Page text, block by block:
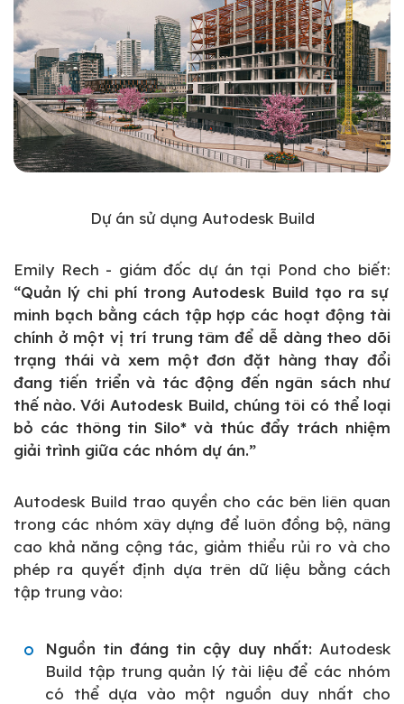
Dự án sử dụng Autodesk Build
Emily Rech - giám đốc dự án tại Pond cho biết:
“Quản lý chi phí trong Autodesk Build tạo ra sự
minh bạch bằng cách tập hợp các hoạt động tài
chính ở một vị trí trung tâm để dễ dàng theo dõi
trạng thái và xem một đơn đặt hàng thay đổi
đang tiến triển và tác động đến ngân sách như
thế nào. Với Autodesk Build, chúng tôi có thể loại
bỏ các thông tin Silo* và thúc đẩy trách nhiệm
giải trình giữa các nhóm dự án.”
Autodesk Build trao quyền cho các bên liên quan
trong các nhóm xây dựng để luôn đồng bộ, nâng
cao khả năng cộng tác, giảm thiểu rủi ro và cho
phép ra quyết định dựa trên dữ liệu bằng cách
tập trung vào:
Nguồn tin đáng tin cậy duy nhất: Autodesk
Build tập trung quản lý tài liệu để các nhóm
có thể dựa vào một nguồn duy nhất cho